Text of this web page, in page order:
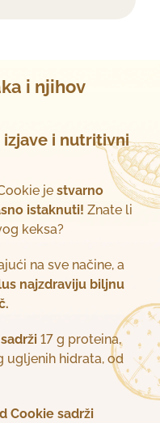
i njihov
i nutritivni
je stvarno
istaknuti! Znate li
keksa?
na sve načine, a
najzdraviju biljnu
17 g proteina,
ugljenih hidrata, od
Cookie sadrži